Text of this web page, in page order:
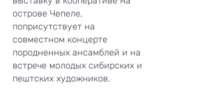
острове Чепеле,
поприсутствует на
совместном концерте
породненных ансамблей и на
встрече молодых сибирских и
пештских художников.